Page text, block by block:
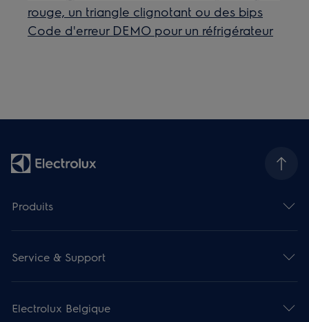
rouge, un triangle clignotant ou des bips
Code d'erreur DEMO pour un réfrigérateur
Produits
Service & Support
Electrolux Belgique